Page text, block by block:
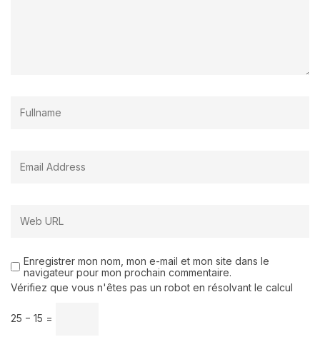
Enregistrer mon nom, mon e-mail et mon site dans le
navigateur pour mon prochain commentaire.
Vérifiez que vous n'êtes pas un robot en résolvant le calcul
25 − 15 =